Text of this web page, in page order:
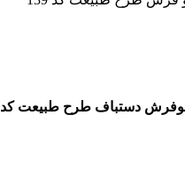
دستباف طرح طبیعت کد 139